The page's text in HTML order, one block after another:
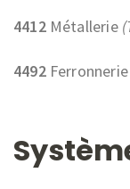
4412Métallerie
4492Ferronnerie